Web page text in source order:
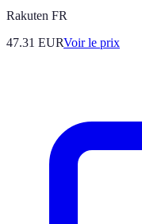
Rakuten FR
47.31 EURVoir le prix